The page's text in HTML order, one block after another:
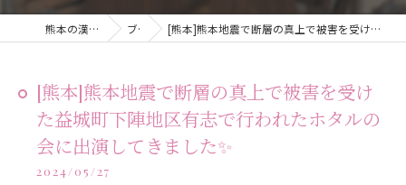
熊本の漢方ならツツミ薬局 ブログ [熊本]熊本地震で断層の真上で被害を受けた益城町下陣地区有志で行われたホタルの会に出演してきました✨
[熊本]熊本地震で断層の真上で被害を受け
た益城町下陣地区有志で行われたホタルの
会に出演してきました✨
2024/05/27